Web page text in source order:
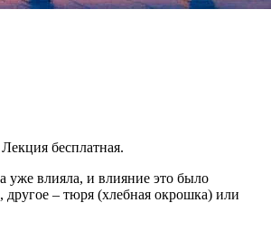
бесплатная.
уже влияла, и влияние это было
– тюря (хлебная окрошка) или